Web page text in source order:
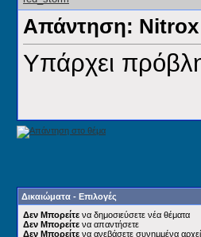
Απάντηση: Nitrox
Υπάρχει
Δικαιώματα - Επιλογές
Δεν Μπορείτε να δημοσιεύσετε νέα θέματα
Δεν Μπορείτε να απαντήσετε
Δεν Μπορείτε να ανεβάσετε συνημμένα